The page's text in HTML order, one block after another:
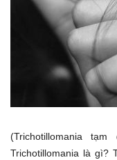
(Trichotillomania
Trichotillomania là gì?